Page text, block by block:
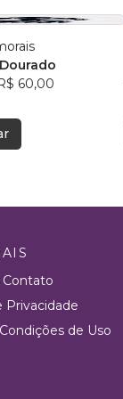
60,00
Contato
Privacidade
de Uso